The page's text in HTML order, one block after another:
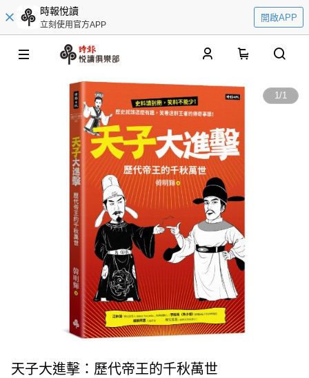
時報悅讀
立刻使用官方APP
開啟APP
1/1
天子大進擊：歷代帝王的千秋萬世